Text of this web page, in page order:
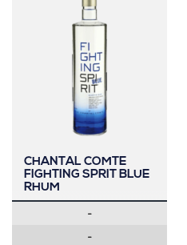
CHANTAL COMTE
FIGHTING SPRIT BLUE
RHUM
-
-